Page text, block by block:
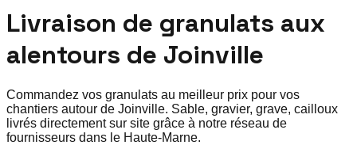
Livraison de granulats aux
alentours de Joinville
Commandez vos granulats au meilleur prix pour vos
chantiers autour de Joinville. Sable, gravier, grave, cailloux
livrés directement sur site grâce à notre réseau de
fournisseurs dans le Haute-Marne.